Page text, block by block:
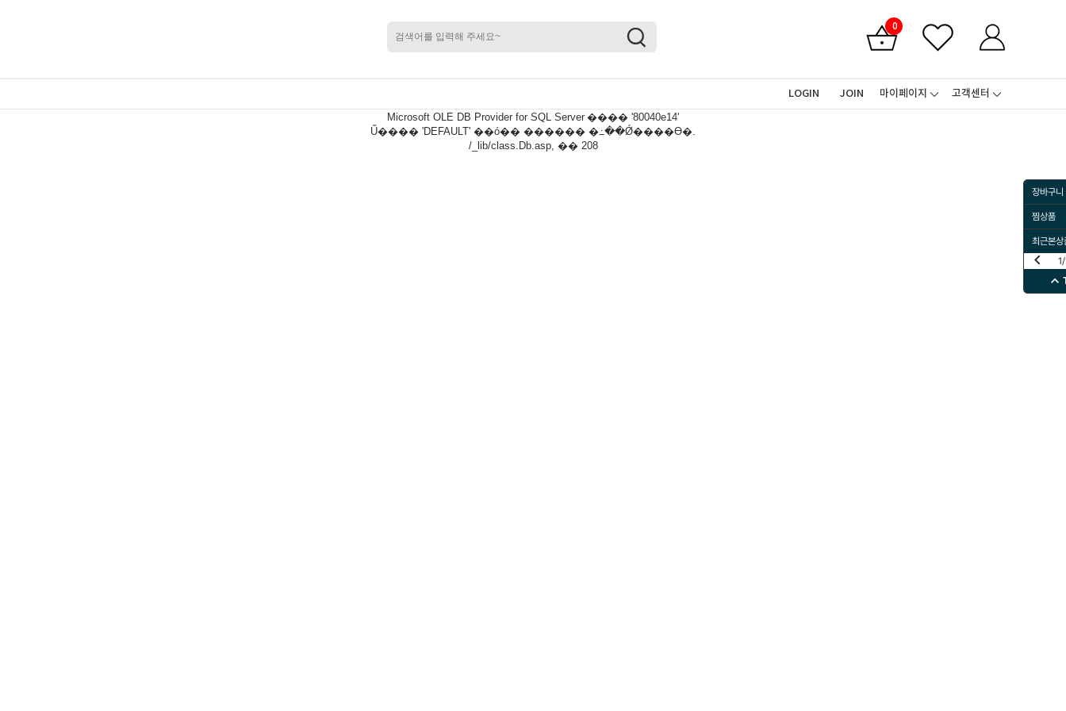
0
LOGIN JOIN 마이페이지 고객센터
장바구니
찜상품
최근본상
keyboard_arrow_left 1/
keyboard_arrow_up
Microsoft OLE DB Provider for SQL Server ���� '80040e14'
Ű���� 'DEFAULT' ��ó�� ������ �߸��Ǿ����ϴ�.
/_lib/class.Db.asp, �� 208